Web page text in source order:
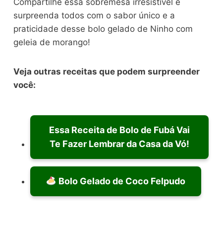
surpreenda todos com o sabor único e a
praticidade desse bolo gelado de Ninho com
geleia de morango!
Veja outras receitas que podem surpreender
você:
Essa Receita de Bolo de Fubá Vai
Te Fazer Lembrar da Casa da Vó!
Bolo Gelado de Coco Felpudo